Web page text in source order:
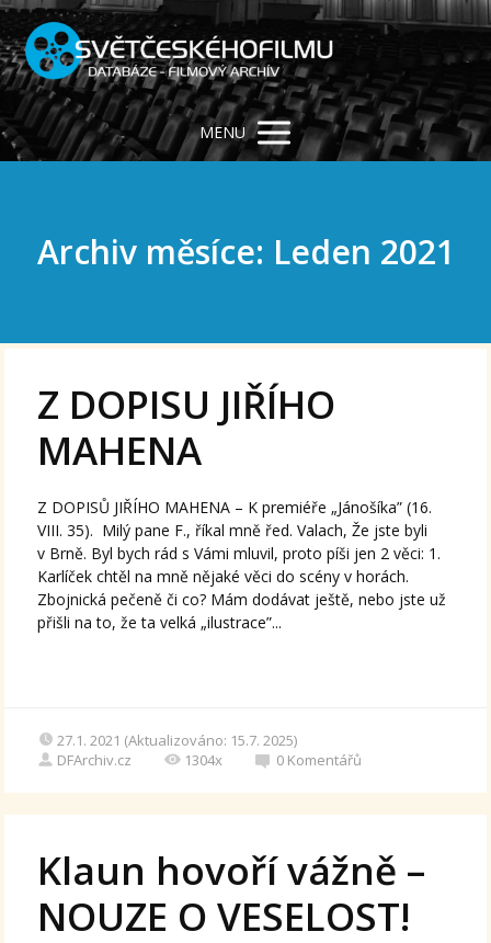
MENU
Archiv měsíce: Leden 2021
Z DOPISU JIŘÍHO
MAHENA
Z DOPISŮ JIŘÍHO MAHENA – K premiéře „Jánošíka” (16.
VIII. 35). Milý pane F., říkal mně řed. Valach, Že jste byli
v Brně. Byl bych rád s Vámi mluvil, proto píši jen 2 věci: 1.
Karlíček chtěl na mně nějaké věci do scény v horách.
Zbojnická pečeně či co? Mám dodávat ještě, nebo jste už
přišli na to, že ta velká „ilustrace”...
27.1. 2021 (Aktualizováno: 15.7. 2025)
DFArchiv.cz
1304x 0 Komentářů
Klaun hovoří vážně –
NOUZE O VESELOST!